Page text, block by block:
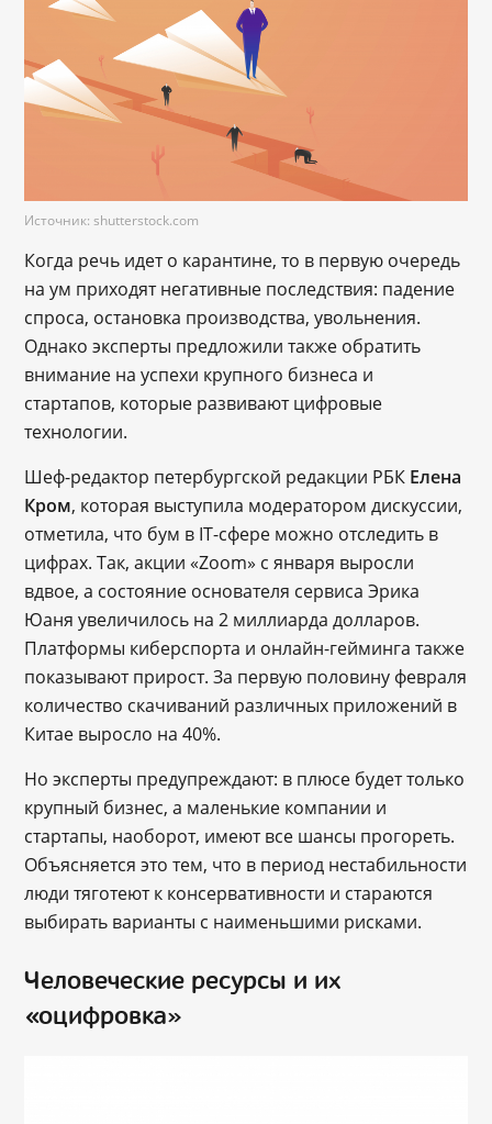
Источник: shutterstock.com
Когда речь идет о карантине, то в первую очередь
на ум приходят негативные последствия: падение
спроса, остановка производства, увольнения.
Однако эксперты предложили также обратить
внимание на успехи крупного бизнеса и
стартапов, которые развивают цифровые
технологии.
Шеф-редактор петербургской редакции РБК Елена
Кром, которая выступила модератором дискуссии,
отметила, что бум в IT-сфере можно отследить в
цифрах. Так, акции «Zoom» с января выросли
вдвое, а состояние основателя сервиса Эрика
Юаня увеличилось на 2 миллиарда долларов.
Платформы киберспорта и онлайн-гейминга также
показывают прирост. За первую половину февраля
количество скачиваний различных приложений в
Китае выросло на 40%.
Но эксперты предупреждают: в плюсе будет только
крупный бизнес, а маленькие компании и
стартапы, наоборот, имеют все шансы прогореть.
Объясняется это тем, что в период нестабильности
люди тяготеют к консервативности и стараются
выбирать варианты с наименьшими рисками.
Человеческие ресурсы и их
«оцифровка»